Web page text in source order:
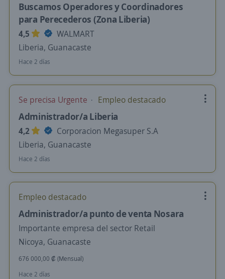
Buscamos Operadores y Coordinadores
para Perecederos (Zona Liberia)
4,5
WALMART
Liberia, Guanacaste
Hace 2 días
Se precisa Urgente Empleo destacado
Administrador/a Liberia
4,2
Corporacion Megasuper S.A
Liberia, Guanacaste
Hace 2 días
Empleo destacado
Administrador/a punto de venta Nosara
Importante empresa del sector Retail
Nicoya, Guanacaste
676 000,00 ₡ (Mensual)
Hace 2 días